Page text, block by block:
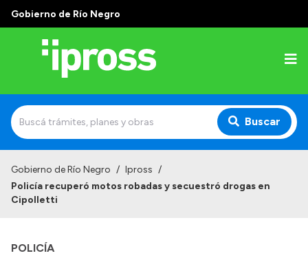
Gobierno de Río Negro
Buscar
Institucional
Autoridades
Gobierno de Río Negro / Ipross /
Policía recuperó motos robadas y secuestró drogas en
Cipolletti
POLICÍA